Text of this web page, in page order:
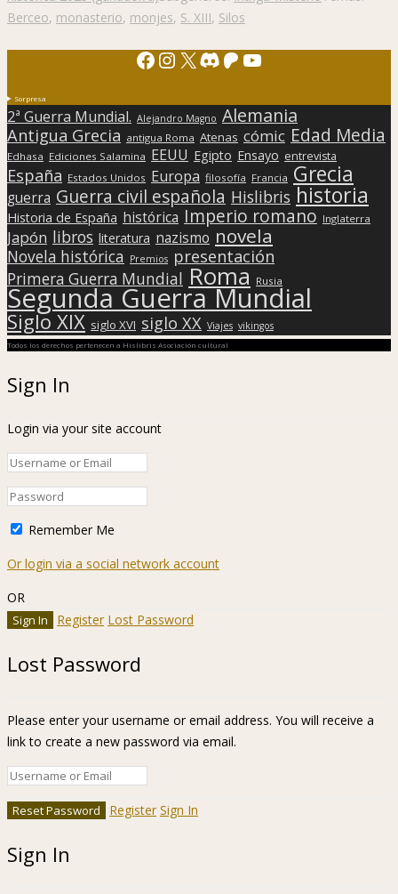
Berceo, monasterio, monjes, S. XIII, Silos
Facebook
Instagram
X Discord
Patreon
YouTube
Sorpresa
2ª Guerra Mundial. Alejandro Magno Alemania
Antigua Grecia antigua Roma Atenas cómic Edad Media
Edhasa Ediciones Salamina EEUU Egipto Ensayo entrevista
España Estados Unidos Europa filosofía Francia Grecia
guerra Guerra civil española Hislibris historia
Historia de España histórica Imperio romano Inglaterra
Japón libros literatura nazismo novela
Novela histórica Premios presentación
Primera Guerra Mundial Roma Rusia
Segunda Guerra Mundial
Siglo XIX siglo XVI siglo XX Viajes vikingos
Todos los derechos pertenecen a Hislibris Asociación cultural
Sign In
Login via your site account
Remember Me
Or login via a social network account
OR
Register Lost Password
Lost Password
Please enter your username or email address. You will receive a
link to create a new password via email.
Register Sign In
Sign In